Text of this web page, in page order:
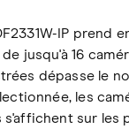
IP prend
jusqu'à 16
dépasse le
les
sur les